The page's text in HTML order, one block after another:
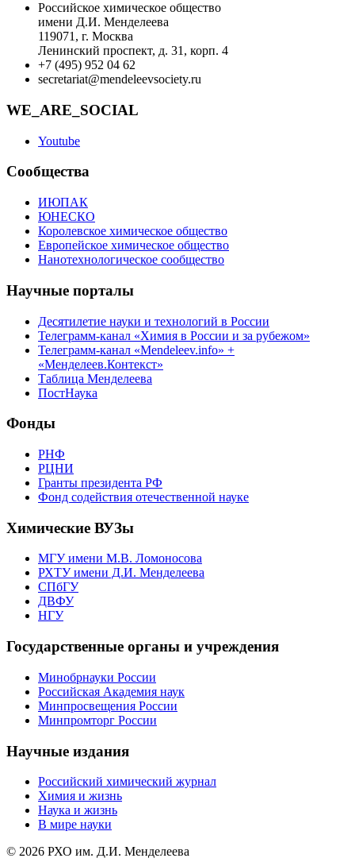
Российское химическое общество
имени Д.И. Менделеева
119071, г. Москва
Ленинский проспект, д. 31, корп. 4
+7 (495) 952 04 62
secretariat@mendeleevsociety.ru
WE_ARE_SOCIAL
Youtube
Сообщества
ИЮПАК
ЮНЕСКО
Королевское химическое общество
Европейское химическое общество
Нанотехнологическое сообщество
Научные порталы
Десятилетие науки и технологий в России
Телеграмм-канал «Химия в России и за рубежом»
Телеграмм-канал «Mendeleev.info» +
«Менделеев.Контекст»
Таблица Менделеева
ПостНаука
Фонды
РНФ
РЦНИ
Гранты президента РФ
Фонд содействия отечественной науке
Химические ВУЗы
МГУ имени М.В. Ломоносова
РХТУ имени Д.И. Менделеева
СПбГУ
ДВФУ
НГУ
Государственные органы и учреждения
Минобрнауки России
Российская Академия наук
Минпросвещения России
Минпромторг России
Научные издания
Российский химический журнал
Химия и жизнь
Наука и жизнь
В мире науки
© 2026 РХО им. Д.И. Менделеева